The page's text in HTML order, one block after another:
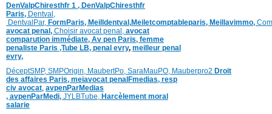
DenValpChiresthfr 1 , DenValpChiresthfr
Paris, Dentval,
DentvalPar, FormParis, Meilldentval,Meiletcomptableparis, Meillavimmo,
avocat penal, Choisir avocat penal, avocat
comparution immédiate, Av pen Paris, femme
penaliste Paris ,Tube LB, penal evry, meilleur penal
evry,
DéceptSMP, SMPOrigin, MaubertPo, SaraMauPO, Mauberpro2 Droit
des affaires Paris, meiavocat penalFmedias, resp
civ avocat avpenParMedias
, avpenParMedi, JYLBTube, Harcèlement moral
salarie